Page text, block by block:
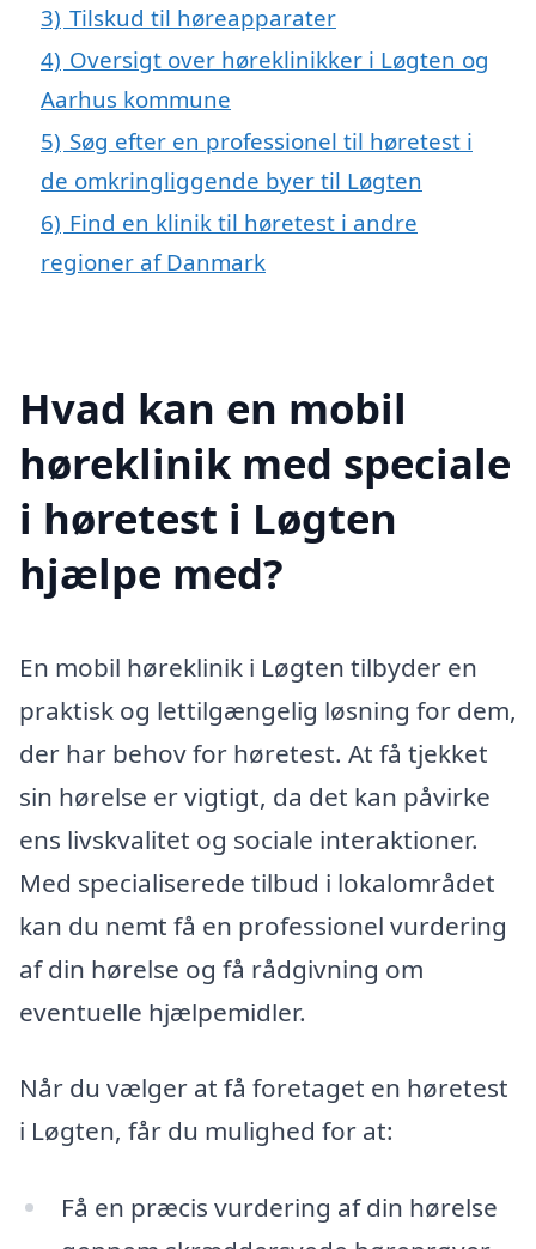
3) Tilskud til høreapparater
4) Oversigt over høreklinikker i Løgten og
Aarhus kommune
5) Søg efter en professionel til høretest i
de omkringliggende byer til Løgten
6) Find en klinik til høretest i andre
regioner af Danmark
Hvad kan en mobil
høreklinik med speciale
i høretest i Løgten
hjælpe med?
En mobil høreklinik i Løgten tilbyder en
praktisk og lettilgængelig løsning for dem,
der har behov for høretest. At få tjekket
sin hørelse er vigtigt, da det kan påvirke
ens livskvalitet og sociale interaktioner.
Med specialiserede tilbud i lokalområdet
kan du nemt få en professionel vurdering
af din hørelse og få rådgivning om
eventuelle hjælpemidler.
Når du vælger at få foretaget en høretest
i Løgten, får du mulighed for at:
Få en præcis vurdering af din hørelse